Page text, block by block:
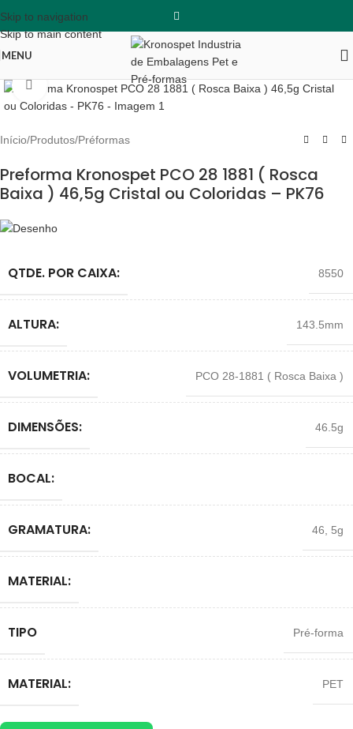
Skip to navigation
Skip to main content
MENU
Clique para ampliar
Início/Produtos/Préformas
Preforma Kronospet PCO 28 1881 ( Rosca
Baixa ) 46,5g Cristal ou Coloridas – PK76
QTDE. POR CAIXA: 8550
ALTURA: 143.5mm
VOLUMETRIA: PCO 28-1881 ( Rosca Baixa )
DIMENSÕES: 46.5g
BOCAL:
GRAMATURA: 46, 5g
MATERIAL:
TIPO Pré-forma
MATERIAL: PET